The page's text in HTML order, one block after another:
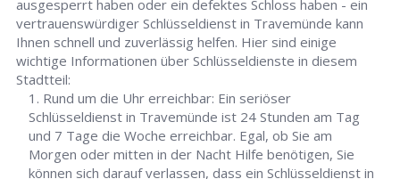
ausgesperrt haben oder ein defektes Schloss haben - ein
vertrauenswürdiger Schlüsseldienst in Travemünde kann
Ihnen schnell und zuverlässig helfen. Hier sind einige
wichtige Informationen über Schlüsseldienste in diesem
Stadtteil:
Rund um die Uhr erreichbar: Ein seriöser
Schlüsseldienst in Travemünde ist 24 Stunden am Tag
und 7 Tage die Woche erreichbar. Egal, ob Sie am
Morgen oder mitten in der Nacht Hilfe benötigen, Sie
können sich darauf verlassen, dass ein Schlüsseldienst in